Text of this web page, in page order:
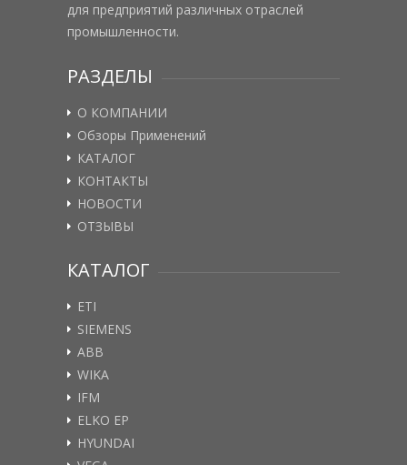
для предприятий различных отраслей
промышленности.
РАЗДЕЛЫ
О КОМПАНИИ
Обзоры Применений
КАТАЛОГ
КОНТАКТЫ
НОВОСТИ
ОТЗЫВЫ
КАТАЛОГ
ETI
SIEMENS
ABB
WIKA
IFM
ELKO EP
HYUNDAI